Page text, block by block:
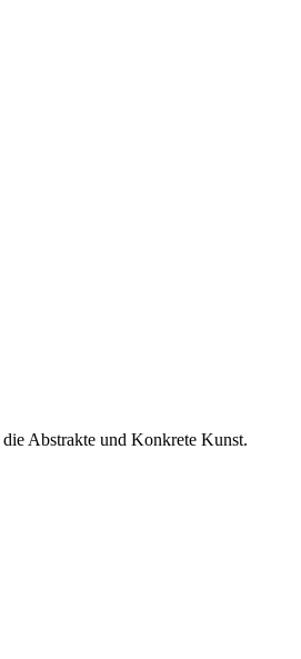
Abstrakte und Konkrete Kunst.